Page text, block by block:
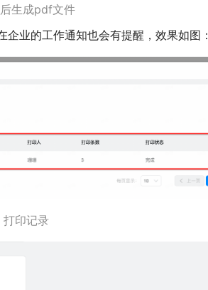
生成pdf文件
业的工作通知也会有提醒，效果如图：
打印记录